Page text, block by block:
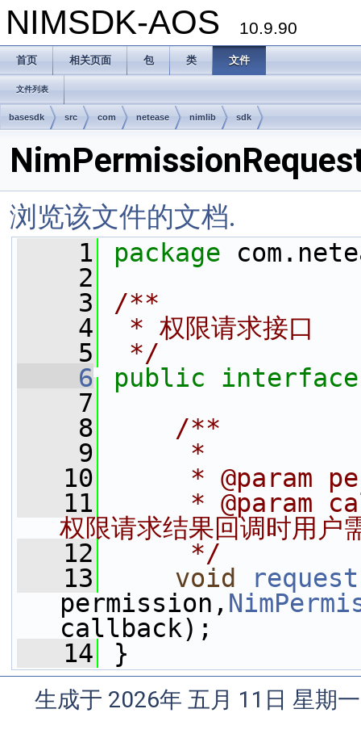
NIMSDK-AOS 10.9.90
首页 相关页面 包 类 文件
文件列表
basesdk src com netease nimlib sdk
浏览该文件的文档.
    1
package
    2
    3
/**
    4
* 权限请求接口
    5
*/
    6
public
    7
    8
    /**
    9
     *
   10
* @param
   11
* @param
权限请求结果回调时用户
   12
     */
   13
void
permission,
callback);
   14
}
生成于 2026年 五月 11日 星期